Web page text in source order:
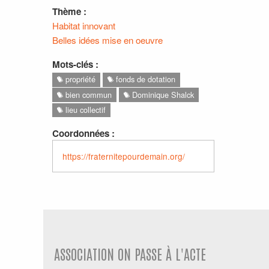
Thème :
Habitat innovant
Belles idées mise en oeuvre
Mots-clés :
propriété
fonds de dotation
bien commun
Dominique Shalck
lieu collectif
Coordonnées :
https://fraternitepourdemain.org/
ASSOCIATION ON PASSE À L'ACTE